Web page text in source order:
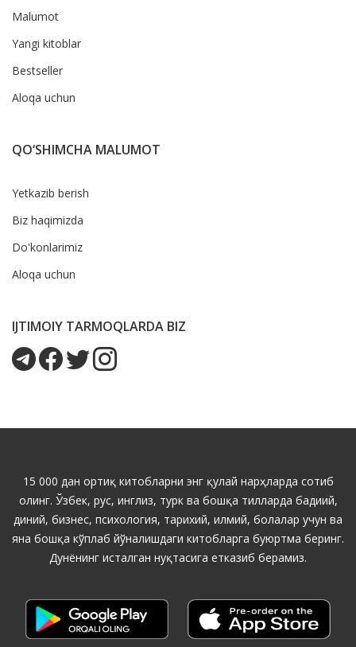
Malumot
Yangi kitoblar
Bestseller
Aloqa uchun
QO‘SHIMCHA MALUMOT
Yetkazib berish
Biz haqimizda
Do'konlarimiz
Aloqa uchun
IJTIMOIY TARMOQLARDA BIZ
15 000 дан ортиқ китобларни энг қулай нарҳларда сотиб
олинг. Ўзбек, рус, инглиз, турк ва бошқа тилларда бадиий,
диний, бизнес, психология, тарихий, илмий, болалар учун ва
яна бошқа кўплаб йўналишдаги китобларга буюртма беринг.
Дунёнинг исталган нуқтасига етказиб берамиз.